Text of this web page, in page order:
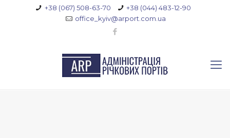
+38 (067) 508-63-70
+38 (044) 483-12-90
office_kyiv@arport.com.ua